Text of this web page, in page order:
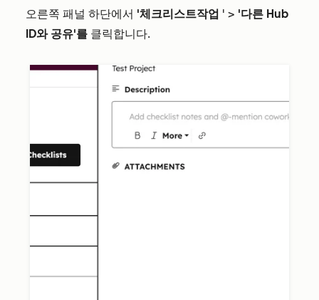
오른쪽 패널 하단에서 '체크리스트작업 ' > '다른 Hub
ID와 공유'를 클릭합니다.